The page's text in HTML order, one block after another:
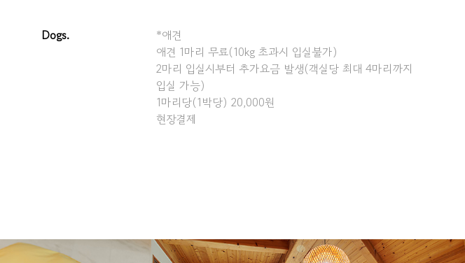
Dogs.
*애견
애견 1마리 무료(10kg 초과시 입실불가)
2마리 입실시부터 추가요금 발생(객실당 최대 4마리까지
입실 가능)
1마리당(1박당) 20,000원
현장결제